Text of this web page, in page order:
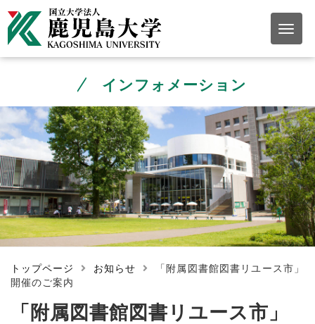
インフォメーション
トップページ お知らせ
「附属図書館図書リユース市」
開催のご案内
「附属図書館図書リユース市」